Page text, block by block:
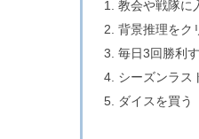
教会や戦隊に
背景推理をク
毎日3回勝利
シーズンラス
ダイスを買う